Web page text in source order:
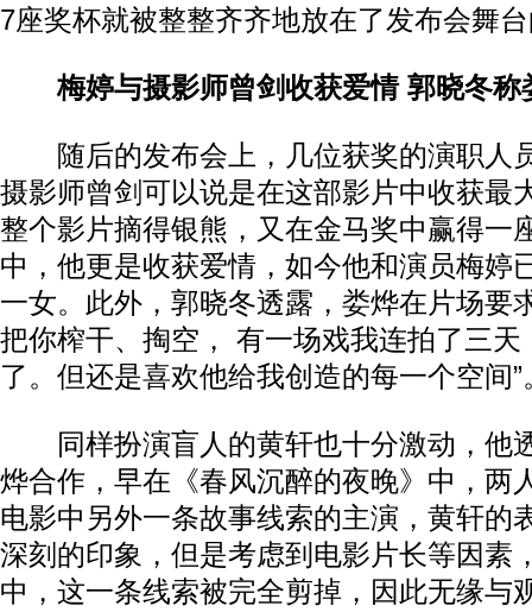
7座奖杯就被整整齐齐地放在了发布会舞
梅婷与摄影师曾剑收获爱情 郭晓冬称
随后的发布会上，几位获奖的演职人
摄影师曾剑可以说是在这部影片中收获最
整个影片摘得银熊，又在金马奖中赢得一
中，他更是收获爱情，如今他和演员梅婷
一女。此外，郭晓冬透露，娄烨在片场要
把你榨干、掏空， 有一场戏我连拍了三天
了。但还是喜欢他给我创造的每一个空间”
同样扮演盲人的黄轩也十分激动，他
烨合作，早在《春风沉醉的夜晚》中，两
电影中另外一条故事线索的主演，黄轩的
深刻的印象，但是考虑到电影片长等因素
中，这一条线索被完全剪掉，因此无缘与